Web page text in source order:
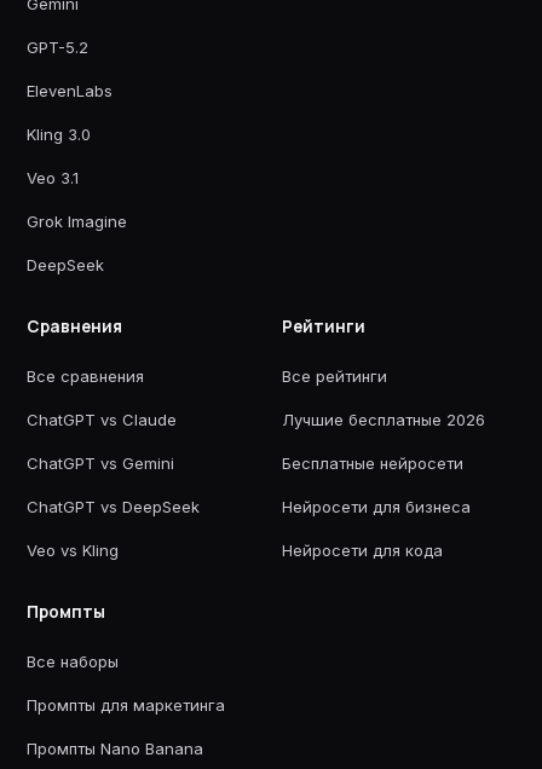
GPT-5.2
ElevenLabs
Kling 3.0
Veo 3.1
Grok Imagine
DeepSeek
Сравнения
Все сравнения
ChatGPT vs Claude
ChatGPT vs Gemini
ChatGPT vs DeepSeek
Veo vs Kling
Рейтинги
Все рейтинги
Лучшие бесплатные 2026
Бесплатные нейросети
Нейросети для бизнеса
Нейросети для кода
Промпты
Все наборы
Промпты для маркетинга
Промпты Nano Banana